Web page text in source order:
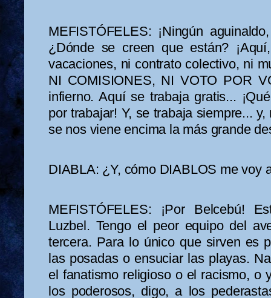
MEFISTÓFELES: ¡Ningún
¿Dónde se creen que están?
vacaciones, ni contrato colectivo, ni
NI COMISIONES, NI VOTO POR
infierno. Aquí se trabaja gratis...
por trabajar! Y, se trabaja siempre... y,
se nos viene encima la más grande
DIABLA: ¿Y, cómo DIABLOS me voy
MEFISTÓFELES: ¡Por Belcebú!
Luzbel. Tengo el peor equipo del
tercera. Para lo único que sirven es
las posadas o ensuciar las playas.
el fanatismo religioso o el racismo, o
los poderosos, digo, a los